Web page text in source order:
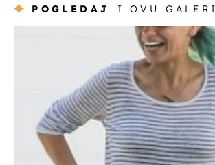
POGLEDAJ I OVU